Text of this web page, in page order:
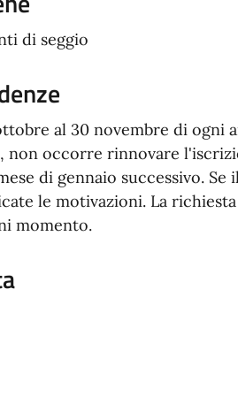
di seggio
al 30 novembre di ogni
non occorre rinnovare
di gennaio successivo.
le motivazioni. La
momento.